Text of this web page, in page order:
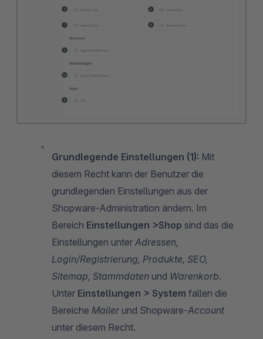
Grundlegende Einstellungen (1): Mit
diesem Recht kann der Benutzer die
grundlegenden Einstellungen aus der
Shopware-Administration ändern. Im
Bereich Einstellungen >Shop sind das die
Einstellungen unter Adressen,
Login/Registrierung, Produkte, SEO,
Sitemap, Stammdaten und Warenkorb.
Unter Einstellungen > System fallen die
Bereiche Mailer und Shopware-Account
unter diesem Recht.